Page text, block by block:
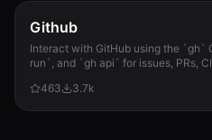
Github
Interact with GitHub using the `gh`
run`, and `gh api` for issues, PRs,
463
3.7k